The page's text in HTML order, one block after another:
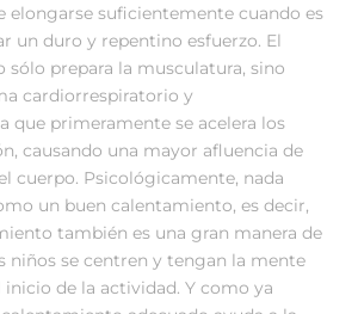
elongarse suficientemente cuando es
un duro y repentino esfuerzo. El
prepara la musculatura, sino
cardiorrespiratorio y
que primeramente se acelera los
causando una mayor afluencia de
cuerpo. Psicológicamente, nada
un buen calentamiento, es decir,
también es una gran manera de
niños se centren y tengan la mente
inicio de la actividad. Y como ya